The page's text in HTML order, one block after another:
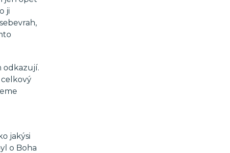
ji
odkazují.
celkový
jakýsi
o Boha